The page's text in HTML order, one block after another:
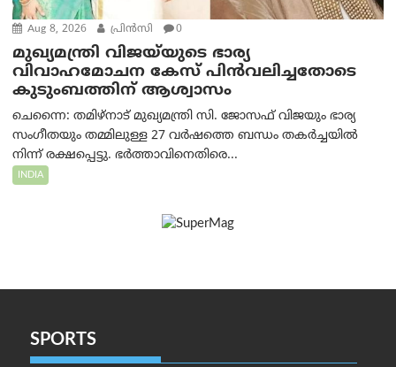
Aug 8, 2026 പ്രിന്‍സി 0
മുഖ്യമന്ത്രി വിജയ്‌യുടെ ഭാര്യ
വിവാഹമോചന കേസ് പിൻവലിച്ചതോടെ
കുടുംബത്തിന് ആശ്വാസം
ചെന്നൈ: തമിഴ്‌നാട് മുഖ്യമന്ത്രി സി. ജോസഫ് വിജയും ഭാര്യ
സംഗീതയും തമ്മിലുള്ള 27 വർഷത്തെ ബന്ധം തകർച്ചയിൽ
നിന്ന് രക്ഷപ്പെട്ടു. ഭർത്താവിനെതിരെ...
INDIA
SPORTS